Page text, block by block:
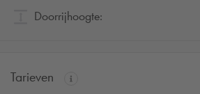
Doorrijhoogte:
Tarieven